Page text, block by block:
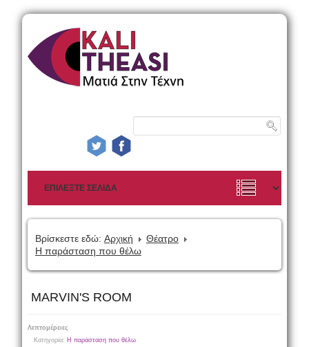
Βρίσκεστε εδώ: Αρχική
Θέατρο
Η παράσταση που θέλω
MARVIN'S ROOM
Λεπτομέρειες
Κατηγορία: Η παράσταση που θέλω